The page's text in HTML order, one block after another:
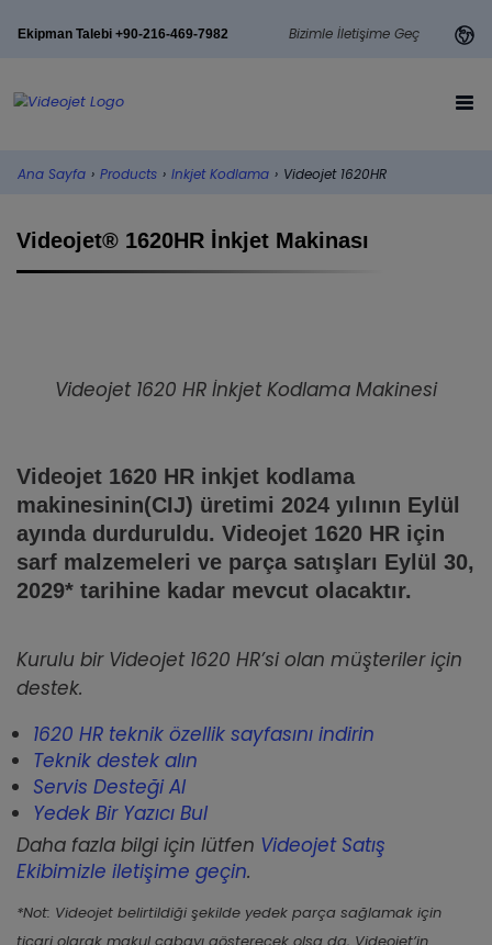
Ekipman Talebi +90-216-469-7982 Bizimle İletişime Geç
Ana Sayfa › Products › Inkjet Kodlama › Videojet 1620HR
Videojet® 1620HR İnkjet Makinası
Videojet 1620 HR İnkjet Kodlama Makinesi
Videojet 1620 HR inkjet kodlama
makinesinin(CIJ) üretimi 2024 yılının Eylül
ayında durduruldu. Videojet 1620 HR için
sarf malzemeleri ve parça satışları Eylül 30,
2029* tarihine kadar mevcut olacaktır.
Kurulu bir Videojet 1620 HR’si olan müşteriler için
destek.
1620 HR teknik özellik sayfasını indirin
Teknik destek alın
Servis Desteği Al
Yedek Bir Yazıcı Bul
Daha fazla bilgi için lütfen Videojet Satış
Ekibimizle iletişime geçin.
*Not: Videojet belirtildiği şekilde yedek parça sağlamak için